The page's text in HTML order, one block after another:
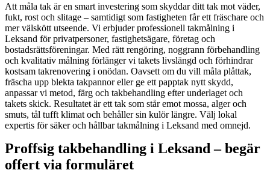
Att måla tak är en smart investering som skyddar ditt tak mot väder,
fukt, rost och slitage – samtidigt som fastigheten får ett fräschare och
mer välskött utseende. Vi erbjuder professionell takmålning i
Leksand för privatpersoner, fastighetsägare, företag och
bostadsrättsföreningar. Med rätt rengöring, noggrann förbehandling
och kvalitativ målning förlänger vi takets livslängd och förhindrar
kostsam takrenovering i onödan. Oavsett om du vill måla plåttak,
fräscha upp blekta takpannor eller ge ett papptak nytt skydd,
anpassar vi metod, färg och takbehandling efter underlaget och
takets skick. Resultatet är ett tak som står emot mossa, alger och
smuts, tål tufft klimat och behåller sin kulör längre. Välj lokal
expertis för säker och hållbar takmålning i Leksand med omnejd.
Proffsig takbehandling i Leksand – begär
offert via formuläret